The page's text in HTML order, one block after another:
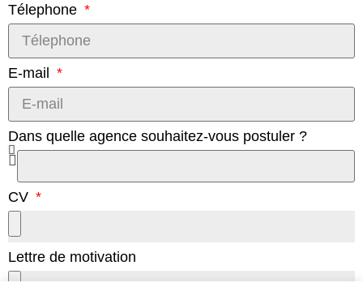
Télephone
E-mail
Dans quelle agence souhaitez-vous postuler ?
CV
Lettre de motivation